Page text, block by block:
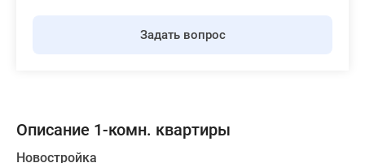
Задать вопрос
Описание 1-комн. квартиры
Новостройка